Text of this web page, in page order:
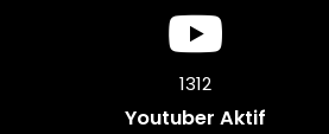
1312
Youtuber Aktif